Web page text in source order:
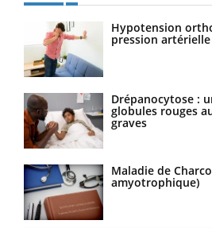
Hypotension
pression
Drépanocytose :
globules rouges
graves
Maladie de
amyotrophique)